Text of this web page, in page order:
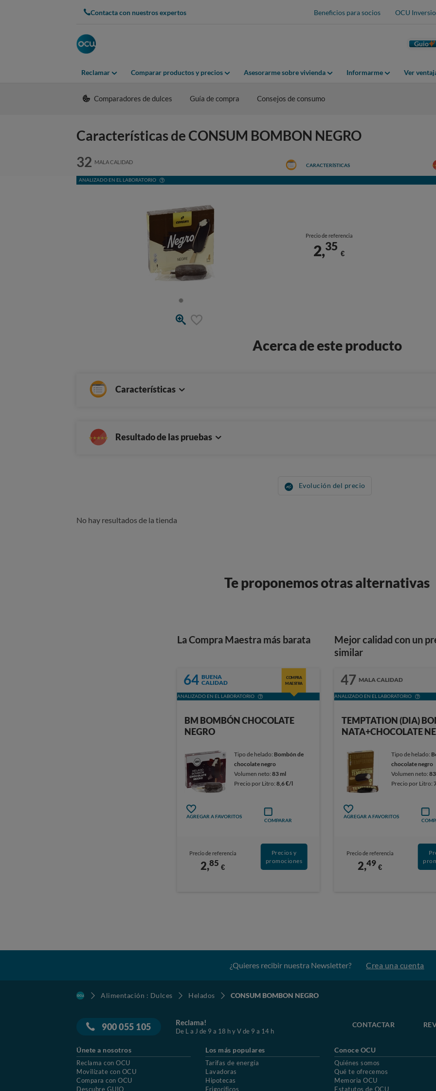
Contacta con nuestros expertos Beneficios para socios OCU
Guio
Reclamar Comparar productos y precios Asesorarme sobre vivienda Informarme Ver
Comparadores de dulces Guía de compra Consejos de consumo
Características de CONSUM BOMBON NEGRO
32 MALA CALIDAD
ANALIZADO EN EL LABORATORIO
CARACTERÍSTICAS
Precio de referencia
2,35
€
Acerca de este producto
Características
Resultado de las pruebas
Evolución del precio
No hay resultados de la tienda
Te proponemos otras alternativas
La Compra Maestra más barata
64 BUENA
CALIDAD
COMPRA
MAESTRA
ANALIZADO EN EL LABORATORIO
BM BOMBÓN CHOCOLATE
NEGRO
Tipo de helado: Bombón de
chocolate negro
Volumen neto:83 ml
Precio por Litro:8,6 €/l
AGREGAR A FAVORITOS
COMPARAR
Precio de referencia
2,85 €
Precios y
promociones
Mejor calidad con un
similar
47 MALA CALIDAD
ANALIZADO EN EL LABORATORIO
TEMPTATION (DIA)
NATA+CHOCOLATE
Tipo de helado:
chocolate negro
Volumen neto:
Precio por Litro:
AGREGAR A FAVORITOS
Precio de referencia
2,49 €
¿Quieres recibir nuestra Newsletter? Crea una cuenta
Alimentación : Dulces Helados CONSUM BOMBON NEGRO
900 055 105 Reclama!
De L a J de 9 a 18 h y V de 9 a 14 h
CONTACTAR
Únete a nosotros
Reclama con OCU
Movilízate con OCU
Compara con OCU
Descubre GUIO
Los más populares
Tarifas de energía
Lavadoras
Hipotecas
Frigoríficos
Conoce OCU
Quiénes somos
Qué te ofrecemos
Memoria OCU
Estatutos de OCU